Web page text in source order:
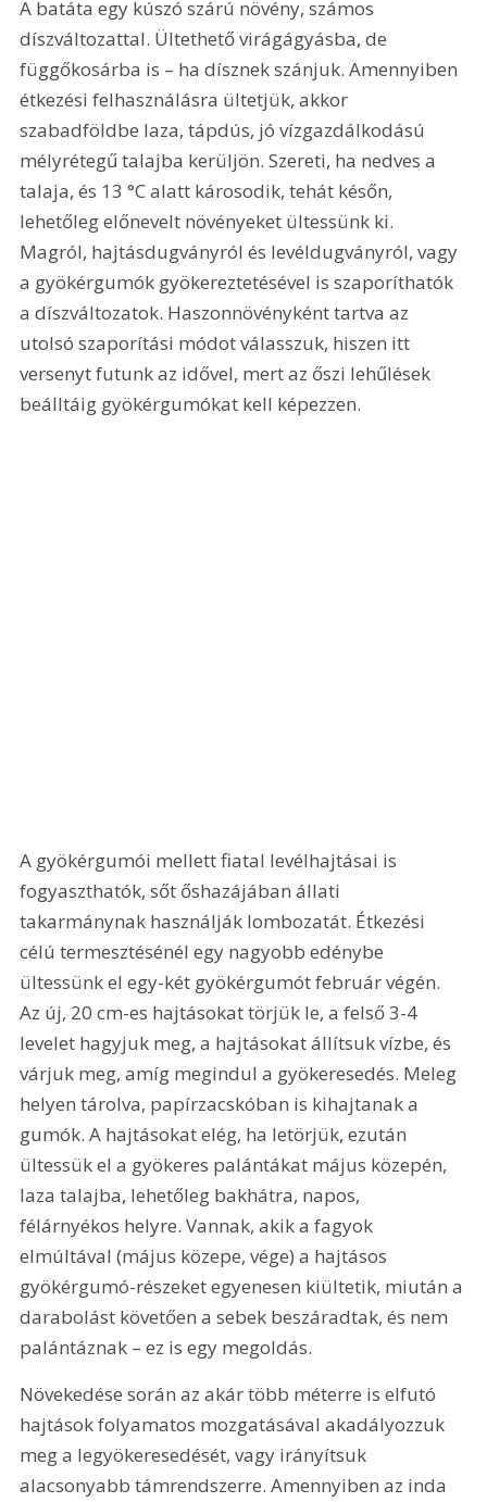
A batáta egy kúszó szárú növény, számos
díszváltozattal. Ültethető virágágyásba, de
függőkosárba is – ha dísznek szánjuk. Amennyiben
étkezési felhasználásra ültetjük, akkor
szabadföldbe laza, tápdús, jó vízgazdálkodású
mélyrétegű talajba kerüljön. Szereti, ha nedves a
talaja, és 13 °C alatt károsodik, tehát későn,
lehetőleg előnevelt növényeket ültessünk ki.
Magról, hajtásdugványról és levéldugványról, vagy
a gyökérgumók gyökereztetésével is szaporíthatók
a díszváltozatok. Haszonnövényként tartva az
utolsó szaporítási módot válasszuk, hiszen itt
versenyt futunk az idővel, mert az őszi lehűlések
beálltáig gyökérgumókat kell képezzen.
A gyökérgumói mellett fiatal levélhajtásai is
fogyaszthatók, sőt őshazájában állati
takarmánynak használják lombozatát. Étkezési
célú termesztésénél egy nagyobb edénybe
ültessünk el egy-két gyökérgumót február végén.
Az új, 20 cm-es hajtásokat törjük le, a felső 3-4
levelet hagyjuk meg, a hajtásokat állítsuk vízbe, és
várjuk meg, amíg megindul a gyökeresedés. Meleg
helyen tárolva, papírzacskóban is kihajtanak a
gumók. A hajtásokat elég, ha letörjük, ezután
ültessük el a gyökeres palántákat május közepén,
laza talajba, lehetőleg bakhátra, napos,
félárnyékos helyre. Vannak, akik a fagyok
elmúltával (május közepe, vége) a hajtásos
gyökérgumó-részeket egyenesen kiültetik, miután a
darabolást követően a sebek beszáradtak, és nem
palántáznak – ez is egy megoldás.
Növekedése során az akár több méterre is elfutó
hajtások folyamatos mozgatásával akadályozzuk
meg a legyökeresedését, vagy irányítsuk
alacsonyabb támrendszerre. Amennyiben az inda